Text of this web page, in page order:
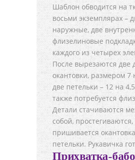
Шаблон обводится на
восьми экземплярах –
наружные, две
флизелиновые
каждого из четырех
После вырезаются две
окантовки, размером 7
две петельки – 12 на
также потребуется
Детали стачиваются
собой, простегиваются,
пришивается
петельки. Рукавичка
Прихватка-